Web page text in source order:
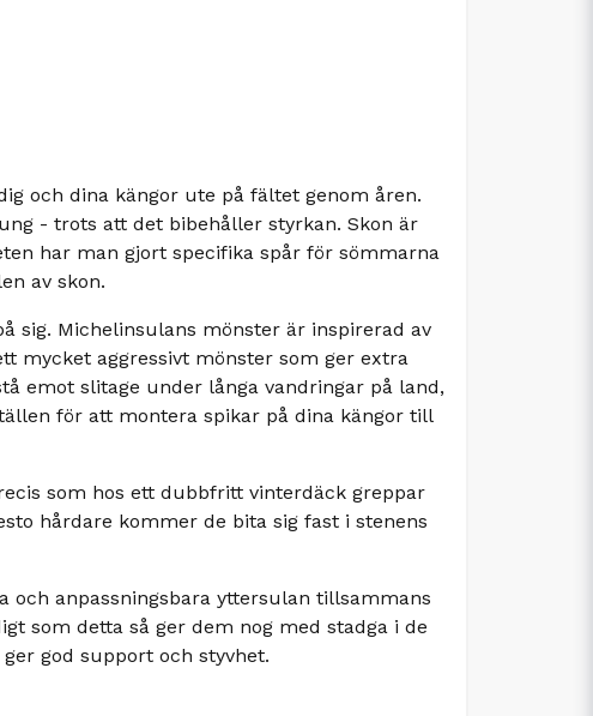
och dina kängor ute på fältet genom åren.
- trots att det bibehåller styrkan. Skon är
har man gjort specifika spår för sömmarna
av skon.
sig. Michelinsulans mönster är inspirerad av
mycket aggressivt mönster som ger extra
emot slitage under långa vandringar på land,
för att montera spikar på dina kängor till
som hos ett dubbfritt vinterdäck greppar
hårdare kommer de bita sig fast i stenens
och anpassningsbara yttersulan tillsammans
som detta så ger dem nog med stadga i de
god support och styvhet.